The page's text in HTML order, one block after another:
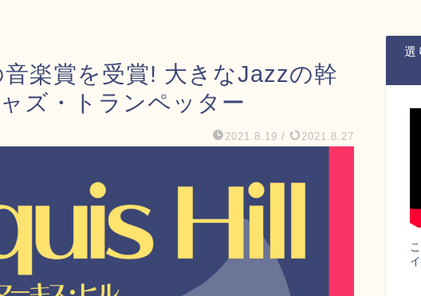
音楽賞を受賞! 大きなJazzの幹
ズ・トランペッター
2021.8.19 / 2021.8.27
選